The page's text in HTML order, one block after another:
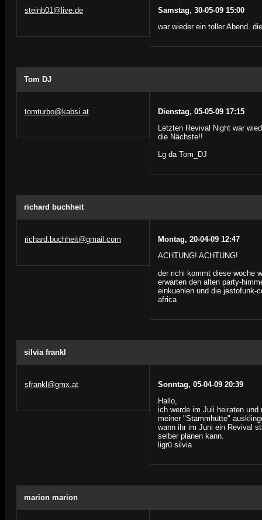
steinb01@live.de
Samstag, 30-05-09 15:00
war wieder ein toller
Tom DJ
tomturbo@kabsi.at
Dienstag, 05-05-09 17:15
Letzten Revival Night war
die Nächste!!
Lg da Tom_DJ
richard buchheit
richard.buchheit@gmail.com
Montag, 20-04-09 12:47
ACHTUNG! ACHTUNG!
der richi kommt diese woche
erwarten den alten party-
einkuehlen und die jestofunk-
africa
silvia frankl
sfrankl@gmx.at
Sonntag, 05-04-09 20:39
Hallo,
ich werde im Juli heiraten und
meiner "Stammhütte"
wann ihr im Juni ein Revival
selber planen kann.
ligrü silvia
marion marion